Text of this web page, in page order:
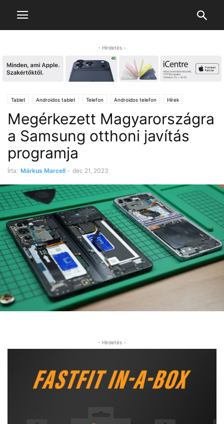
- Hirdetés -
Tablet Androidos tablet Telefon Androidos telefon Hírek
Notebook Laptop
Megérkezett Magyarországra
a Samsung otthoni javítás
programja
Írta: Márkus Marcell - dec 21, 2023
- Hirdetés -